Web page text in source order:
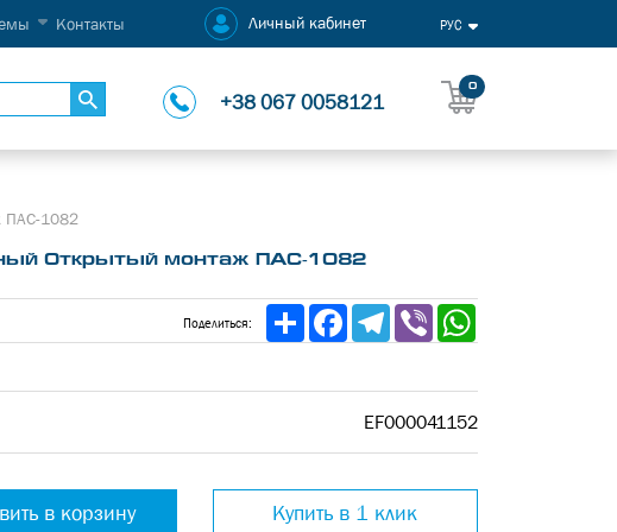
Контакты Личный кабинет РУС
+38 067 0058121
0
ПАС-1082
Открытый монтаж ПАС-1082
Поделиться: ShareFacebookTelegram
Viber
EF000041152
в корзину Купить в 1 клик